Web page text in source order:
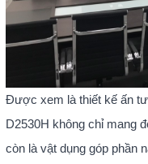
Được xem là thiết kế ấn
D2530H không chỉ mang
còn là vật dụng góp phần